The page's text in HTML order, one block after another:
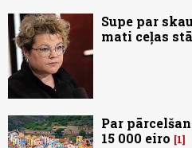
Supe par
mati ceļas
Par
15 000 eiro
1